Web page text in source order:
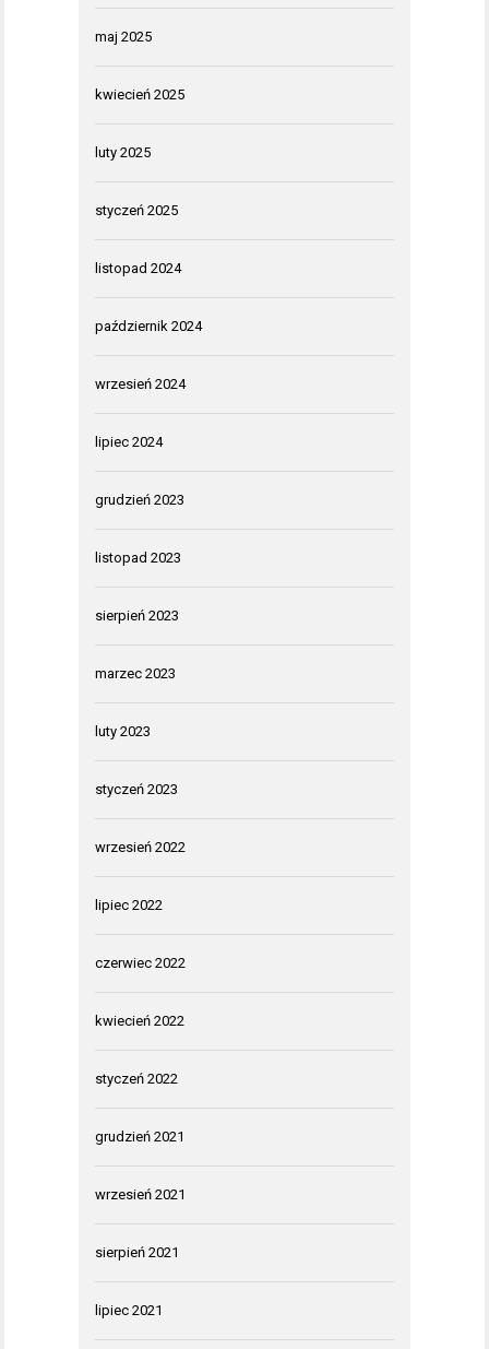
maj 2025
kwiecień 2025
luty 2025
styczeń 2025
listopad 2024
październik 2024
wrzesień 2024
lipiec 2024
grudzień 2023
listopad 2023
sierpień 2023
marzec 2023
luty 2023
styczeń 2023
wrzesień 2022
lipiec 2022
czerwiec 2022
kwiecień 2022
styczeń 2022
grudzień 2021
wrzesień 2021
sierpień 2021
lipiec 2021